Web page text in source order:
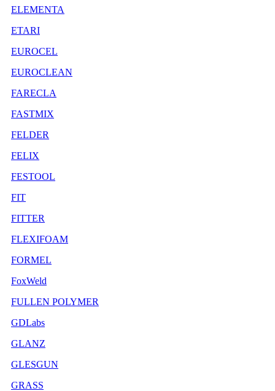
ELEMENTA
ETARI
EUROCEL
EUROCLEAN
FARECLA
FASTMIX
FELDER
FELIX
FESTOOL
FIT
FITTER
FLEXIFOAM
FORMEL
FoxWeld
FULLEN POLYMER
GDLabs
GLANZ
GLESGUN
GRASS